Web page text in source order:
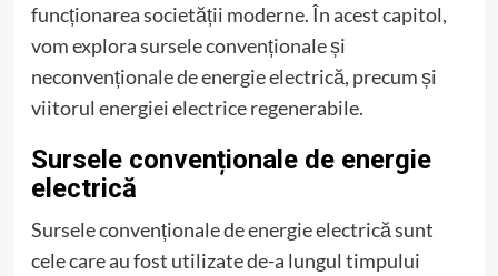
funcționarea societății moderne. În acest capitol,
vom explora sursele convenționale și
neconvenționale de energie electrică, precum și
viitorul energiei electrice regenerabile.
Sursele convenționale de energie
electrică
Sursele convenționale de energie electrică sunt
cele care au fost utilizate de-a lungul timpului